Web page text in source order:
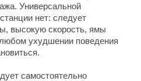
Универсальной
нет: следует
высокую скорость, ямы
ухудшении поведения
самостоятельно